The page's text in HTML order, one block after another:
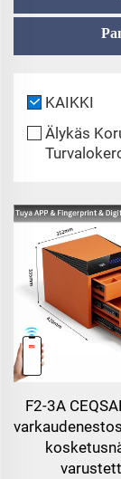
KAIKKI
Älykäs
F2-3A